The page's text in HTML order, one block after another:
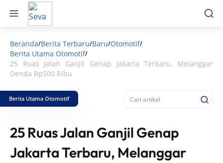
Beranda/Berita Terbaru/Baru/Otomotif/
Berita Utama Otomotif/
25 Ruas Jalan Ganjil Genap Jakarta Terbaru, Melanggar
Denda Rp500 Ribu
Berita Utama Otomotif
25 Ruas Jalan Ganjil Genap
Jakarta Terbaru, Melanggar